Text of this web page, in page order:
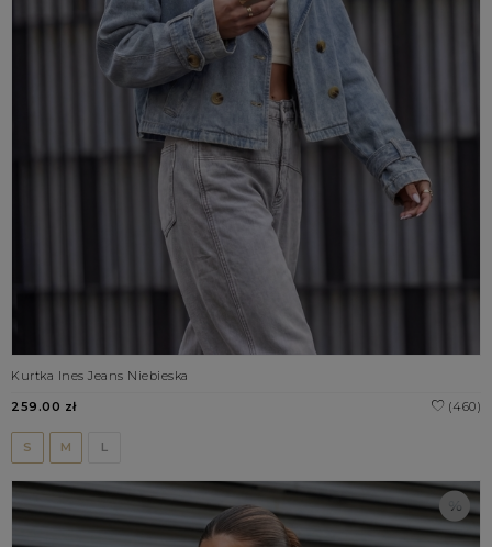
Kurtka Ines Jeans Niebieska
(460)
259.00 zł
S M L